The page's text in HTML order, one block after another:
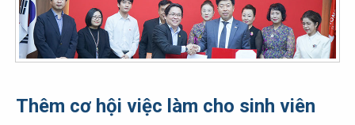
Thêm cơ hội việc làm cho sinh viên